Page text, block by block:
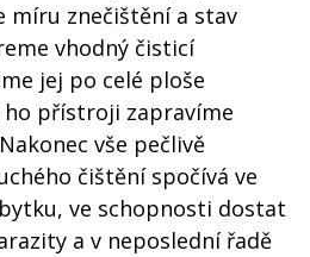
míru znečištění a stav
vhodný čisticí
jej po celé ploše
ho přístroji zapravíme
vše pečlivě
čištění spočívá ve
ve schopnosti dostat
a v neposlední řadě